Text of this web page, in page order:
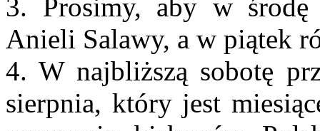
3. Prosimy, aby w środę
Anieli Salawy, a w piątek
4. W najbliższą sobotę
sierpnia, który jest